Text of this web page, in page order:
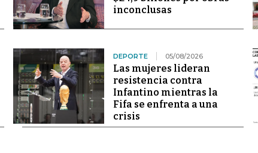
inconclusas
DEPORTE 05/08/2026
Las mujeres lideran
resistencia contra
Infantino mientras la
Fifa se enfrenta a una
crisis